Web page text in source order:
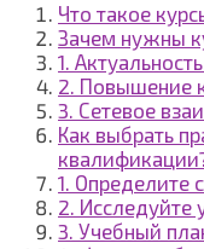
Что такое
Зачем нужны
1.
2. Повышение
3. Сетевое
Как выбрать
1. Определите
2. Исследуйте
3. Учебный